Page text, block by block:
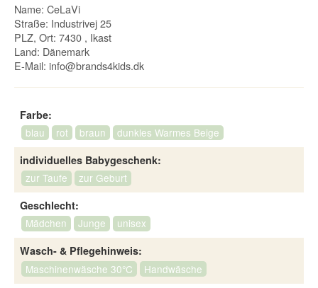
Name: CeLaVi
Straße: Industrivej 25
PLZ, Ort: 7430 , Ikast
Land: Dänemark
E-Mail: info@brands4kids.dk
Farbe:
blau
rot braun
dunkles Warmes Beige
individuelles Babygeschenk:
zur Taufe
zur Geburt
Geschlecht:
Mädchen
Junge
unisex
Wasch- & Pflegehinweis:
Maschinenwäsche 30°C
Handwäsche